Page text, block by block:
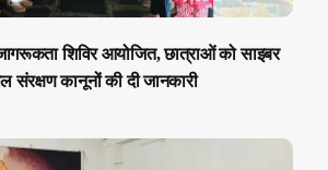
शिविर आयोजित, छात्राओं को साइबर
संरक्षण कानूनों की दी जानकारी